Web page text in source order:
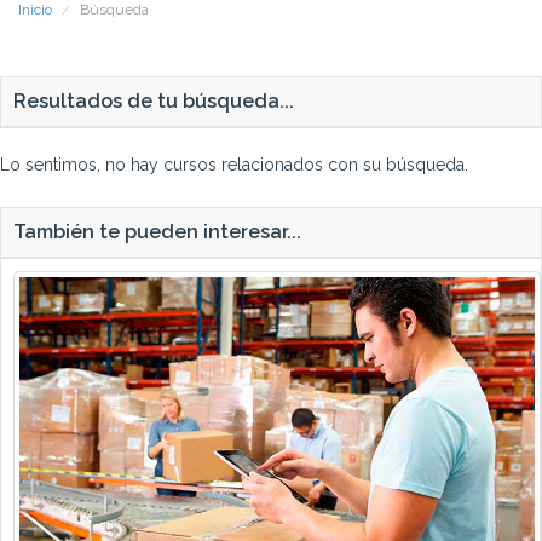
Inicio Búsqueda
Resultados de tu búsqueda...
Lo sentimos, no hay cursos relacionados con su búsqueda.
También te pueden interesar...